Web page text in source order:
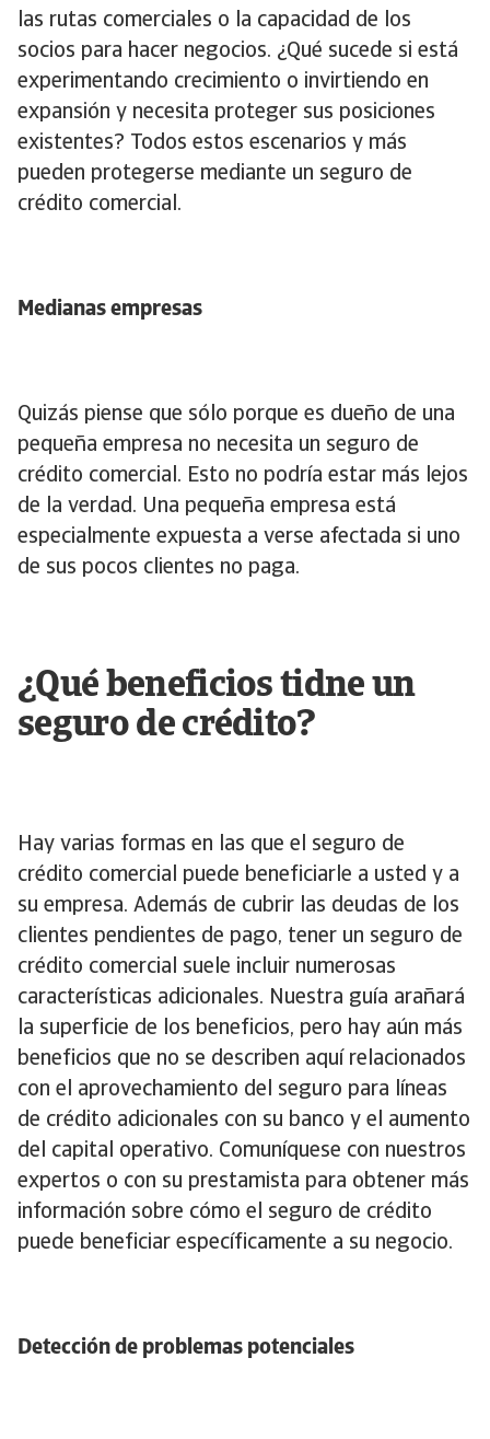
las rutas comerciales o la capacidad de los
socios para hacer negocios. ¿Qué sucede si está
experimentando crecimiento o invirtiendo en
expansión y necesita proteger sus posiciones
existentes? Todos estos escenarios y más
pueden protegerse mediante un seguro de
crédito comercial.
Medianas empresas
Quizás piense que sólo porque es dueño de una
pequeña empresa no necesita un seguro de
crédito comercial. Esto no podría estar más lejos
de la verdad. Una pequeña empresa está
especialmente expuesta a verse afectada si uno
de sus pocos clientes no paga.
¿Qué beneficios tidne un
seguro de crédito?
Hay varias formas en las que el seguro de
crédito comercial puede beneficiarle a usted y a
su empresa. Además de cubrir las deudas de los
clientes pendientes de pago, tener un seguro de
crédito comercial suele incluir numerosas
características adicionales. Nuestra guía arañará
la superficie de los beneficios, pero hay aún más
beneficios que no se describen aquí relacionados
con el aprovechamiento del seguro para líneas
de crédito adicionales con su banco y el aumento
del capital operativo. Comuníquese con nuestros
expertos o con su prestamista para obtener más
información sobre cómo el seguro de crédito
puede beneficiar específicamente a su negocio.
Detección de problemas potenciales